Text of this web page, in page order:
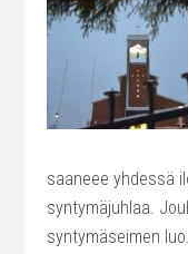
saaneee yhdessä
syntymäjuhlaa.
syntymäseimen